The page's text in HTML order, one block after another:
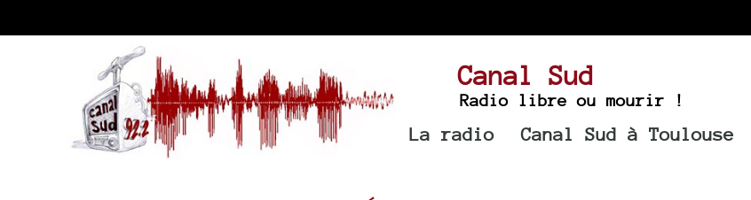
Canal Sud
Radio libre ou mourir !
La radio Canal Sud à Toulouse